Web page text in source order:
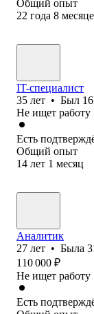
Общий опыт
22 года 8
IT-специалист
35 лет • Был
Не ищет работу
Есть
Общий опыт
14 лет 1 месяц
Аналитик
27 лет • Была
110 000 ₽
Не ищет работу
Есть